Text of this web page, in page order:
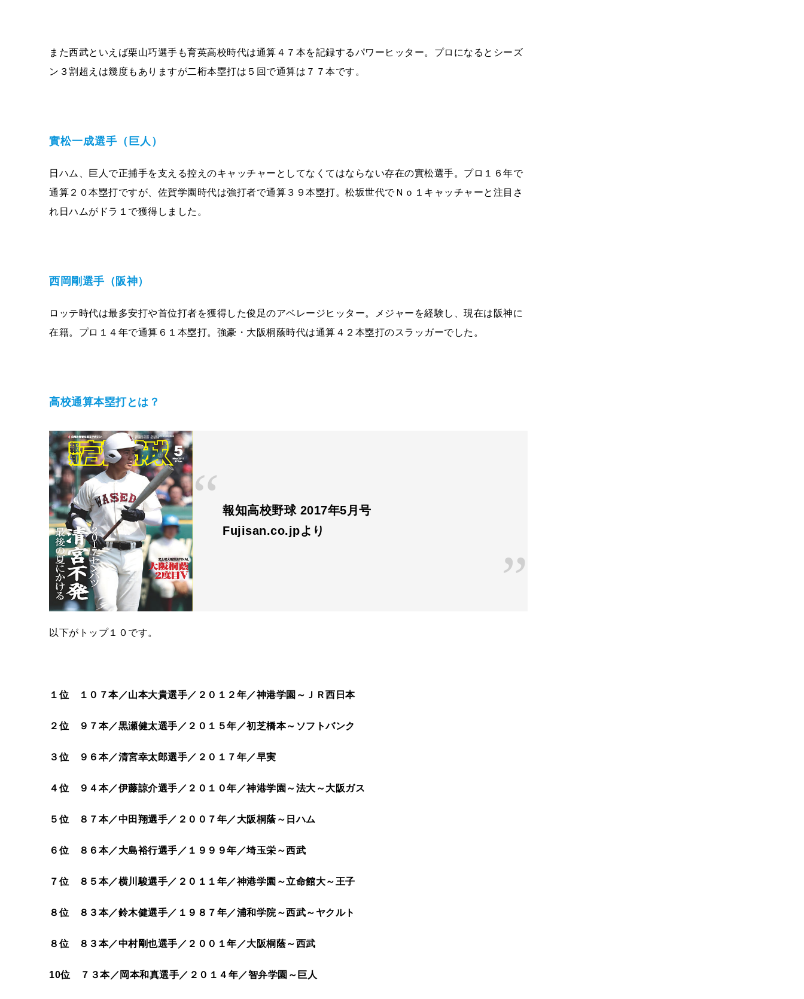
また西武といえば栗山巧選手も育英高校時代は通算４７本を記録するパワーヒッター。プロになるとシーズ
ン３割超えは幾度もありますが二桁本塁打は５回で通算は７７本です。
實松一成選手（巨人）
日ハム、巨人で正捕手を支える控えのキャッチャーとしてなくてはならない存在の實松選手。プロ１６年で
通算２０本塁打ですが、佐賀学園時代は強打者で通算３９本塁打。松坂世代でＮｏ１キャッチャーと注目さ
れ日ハムがドラ１で獲得しました。
西岡剛選手（阪神）
ロッテ時代は最多安打や首位打者を獲得した俊足のアベレージヒッター。メジャーを経験し、現在は阪神に
在籍。プロ１４年で通算６１本塁打。強豪・大阪桐蔭時代は通算４２本塁打のスラッガーでした。
高校通算本塁打とは？
報知高校野球 2017年5月号
Fujisan.co.jpより
以下がトップ１０です。
１位 １０７本／山本大貴選手／２０１２年／神港学園～ＪＲ西日本
２位 ９７本／黒瀬健太選手／２０１５年／初芝橋本～ソフトバンク
３位 ９６本／清宮幸太郎選手／２０１７年／早実
４位 ９４本／伊藤諒介選手／２０１０年／神港学園～法大～大阪ガス
５位 ８７本／中田翔選手／２００７年／大阪桐蔭～日ハム
６位 ８６本／大島裕行選手／１９９９年／埼玉栄～西武
７位 ８５本／横川駿選手／２０１１年／神港学園～立命館大～王子
８位 ８３本／鈴木健選手／１９８７年／浦和学院～西武～ヤクルト
８位 ８３本／中村剛也選手／２００１年／大阪桐蔭～西武
10位 ７３本／岡本和真選手／２０１４年／智弁学園～巨人